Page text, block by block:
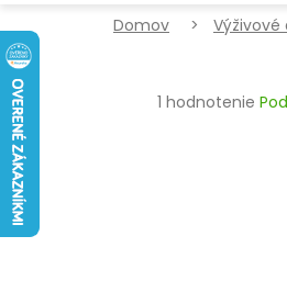
Domov Výživové
Priemerné
1 hodnotenie